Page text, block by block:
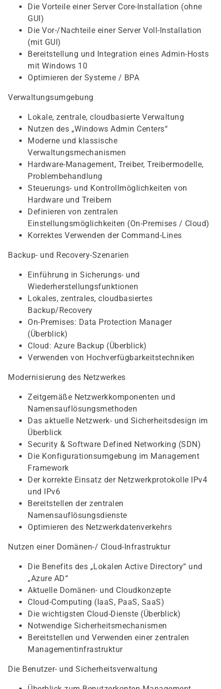
Die Vorteile einer Server Core-Installation (ohne
GUI)
Die Vor-/Nachteile einer Server Voll-Installation
(mit GUI)
Bereitstellung und Integration eines Admin-Hosts
mit Windows 10
Optimieren der Systeme / BPA
Verwaltungsumgebung
Lokale, zentrale, cloudbasierte Verwaltung
Nutzen des „Windows Admin Centers“
Moderne und klassische
Verwaltungsmechanismen
Hardware-Management, Treiber, Treibermodelle,
Problembehandlung
Steuerungs- und Kontrollmöglichkeiten von
Hardware und Treibern
Definieren von zentralen
Einstellungsmöglichkeiten (On-Premises / Cloud)
Korrektes Verwenden der Command-Lines
Backup- und Recovery-Szenarien
Einführung in Sicherungs- und
Wiederherstellungsfunktionen
Lokales, zentrales, cloudbasiertes
Backup/Recovery
On-Premises: Data Protection Manager
(Überblick)
Cloud: Azure Backup (Überblick)
Verwenden von Hochverfügbarkeitstechniken
Modernisierung des Netzwerkes
Zeitgemäße Netzwerkkomponenten und
Namensauflösungsmethoden
Das aktuelle Netzwerk- und Sicherheitsdesign im
Überblick
Security & Software Defined Networking (SDN)
Die Konfigurationsumgebung im Management
Framework
Der korrekte Einsatz der Netzwerkprotokolle IPv4
und IPv6
Bereitstellen der zentralen
Namensauflösungsdienste
Optimieren des Netzwerkdatenverkehrs
Nutzen einer Domänen-/ Cloud-Infrastruktur
Die Benefits des „Lokalen Active Directory“ und
„Azure AD“
Aktuelle Domänen- und Cloudkonzepte
Cloud-Computing (IaaS, PaaS, SaaS)
Die wichtigsten Cloud-Dienste (Überblick)
Notwendige Sicherheitsmechanismen
Bereitstellen und Verwenden einer zentralen
Managementinfrastruktur
Die Benutzer- und Sicherheitsverwaltung